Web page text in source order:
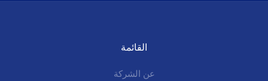
القائمة
عن الشركة